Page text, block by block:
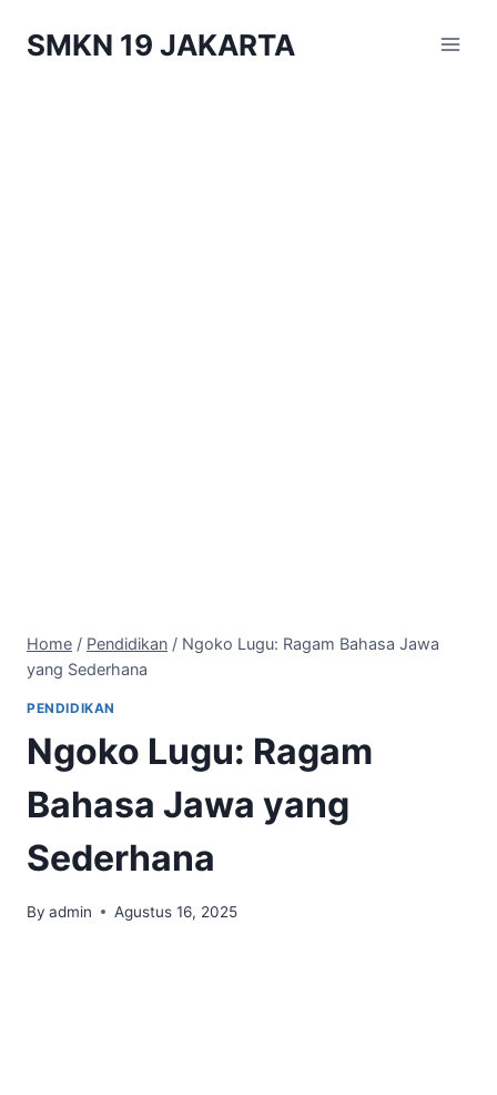
SMKN 19 JAKARTA
Home / Pendidikan / Ngoko Lugu: Ragam Bahasa Jawa
yang Sederhana
PENDIDIKAN
Ngoko Lugu: Ragam
Bahasa Jawa yang
Sederhana
By admin Agustus 16, 2025